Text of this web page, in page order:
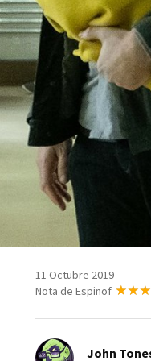
11 Octubre 2019
Nota de Espinof
John